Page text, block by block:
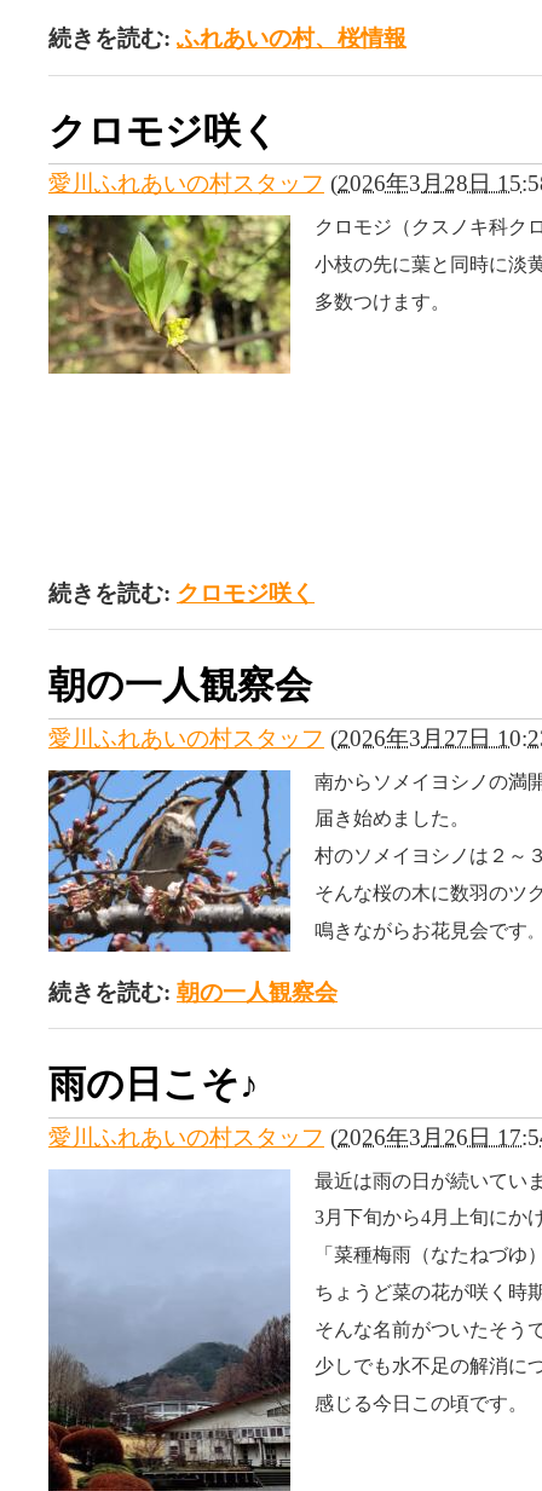
続きを読む: ふれあいの村、桜情報
クロモジ咲く
愛川ふれあいの村スタッフ (2026年3月28日
クロモジ（クスノキ科ク
小枝の先に葉と同時に淡
多数つけます。
続きを読む: クロモジ咲く
朝の一人観察会
愛川ふれあいの村スタッフ (2026年3月27日
南からソメイヨシノの満
届き始めました。
村のソメイヨシノは２～
そんな桜の木に数羽の
鳴きながらお花見会です 。
続きを読む: 朝の一人観察会
雨の日こそ♪
愛川ふれあいの村スタッフ (2026年3月26日
最近は雨の日が続いてい
3月下旬から4月上旬にか
「菜種梅雨（なたねづゆ
ちょうど菜の花が咲く時
そんな名前がついたそう
少しでも水不足の解消に
感じる今日この頃です。